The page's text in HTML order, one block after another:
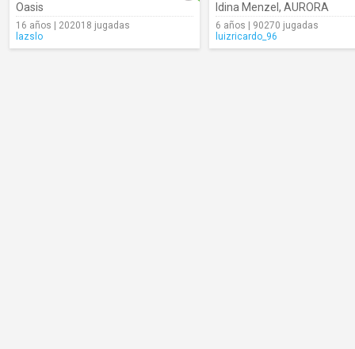
Oasis
16 años | 202018 jugadas
lazslo
Idina Menzel , AURORA
6 años | 90270 jugadas
luizricardo_96